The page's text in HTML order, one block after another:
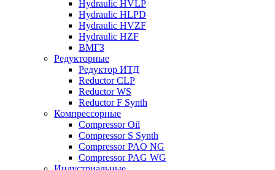
Hydraulic HVLP
Hydraulic HLPD
Hydraulic HVZF
Hydraulic HZF
ВМГЗ
Редукторные
Редуктор ИТД
Reductor CLP
Reductor WS
Reductor F Synth
Компрессорные
Compressor Oil
Compressor S Synth
Compressor PAO NG
Compressor PAG WG